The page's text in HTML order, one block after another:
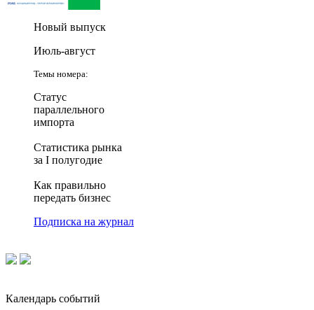
Новый выпуск
Июль-август
Темы номера:
Статус
параллельного
импорта
Статистика рынка
за I полугодие
Как правильно
передать бизнес
Подписка на журнал
Календарь событий